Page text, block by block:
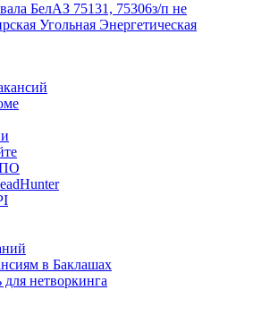
БелАЗ 75131, 75306з/п не
Угольная Энергетическая
ПО
в Баклашах
для нетворкинга